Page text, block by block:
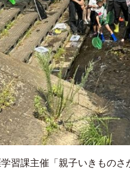
習課主催「親子いきもの